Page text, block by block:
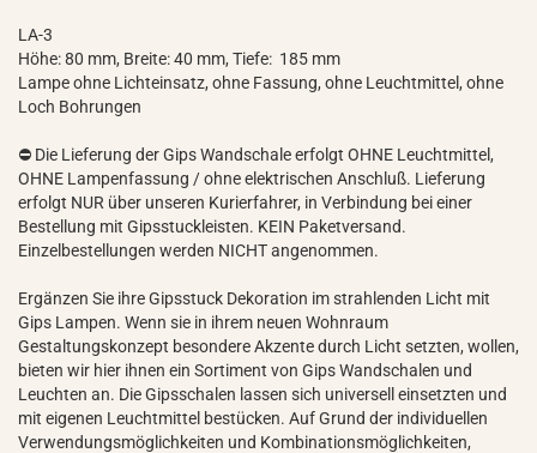
LA-3
Höhe: 80 mm, Breite: 40 mm, Tiefe: 185 mm
Lampe ohne Lichteinsatz, ohne Fassung, ohne Leuchtmittel, ohne
Loch Bohrungen
⛔ Die Lieferung der Gips Wandschale erfolgt OHNE Leuchtmittel,
OHNE Lampenfassung / ohne elektrischen Anschluß. Lieferung
erfolgt NUR über unseren Kurierfahrer, in Verbindung bei einer
Bestellung mit Gipsstuckleisten. KEIN Paketversand.
Einzelbestellungen werden NICHT angenommen.
Ergänzen Sie ihre Gipsstuck Dekoration im strahlenden Licht mit
Gips Lampen. Wenn sie in ihrem neuen Wohnraum
Gestaltungskonzept besondere Akzente durch Licht setzten, wollen,
bieten wir hier ihnen ein Sortiment von Gips Wandschalen und
Leuchten an. Die Gipsschalen lassen sich universell einsetzten und
mit eigenen Leuchtmittel bestücken. Auf Grund der individuellen
Verwendungsmöglichkeiten und Kombinationsmöglichkeiten,